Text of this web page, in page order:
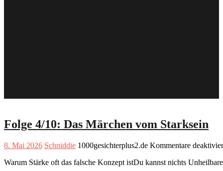
Folge 4/10: Das Märchen vom Starksein
8. Mai 2026 Schniddie 1000gesichterplus2.de Kommentare
Warum Stärke oft das falsche Konzept istDu kannst nichts